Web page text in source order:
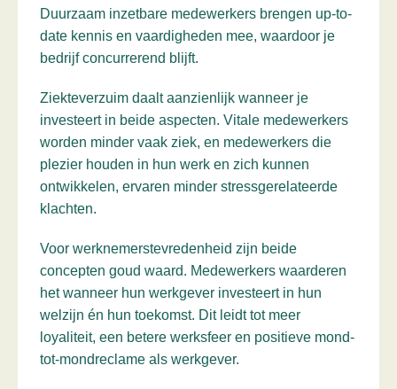
Duurzaam inzetbare medewerkers brengen up-to-
date kennis en vaardigheden mee, waardoor je
bedrijf concurrerend blijft.
Ziekteverzuim daalt aanzienlijk wanneer je
investeert in beide aspecten. Vitale medewerkers
worden minder vaak ziek, en medewerkers die
plezier houden in hun werk en zich kunnen
ontwikkelen, ervaren minder stressgerelateerde
klachten.
Voor werknemerstevredenheid zijn beide
concepten goud waard. Medewerkers waarderen
het wanneer hun werkgever investeert in hun
welzijn én hun toekomst. Dit leidt tot meer
loyaliteit, een betere werksfeer en positieve mond-
tot-mondreclame als werkgever.